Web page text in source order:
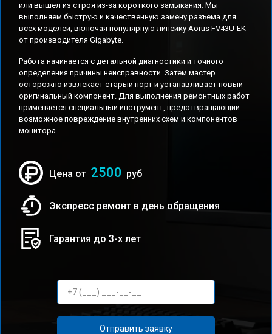
или вышел из строя из-за короткого замыкания. Мы
выполняем быструю и качественную замену разъема для
всех моделей, включая популярную линейку Aorus FV43U-EK
от производителя Gigabyte.
Работа начинается с детальной диагностики и точного
определения причины неисправности. Затем мастер
осторожно извлекает старый порт и устанавливает новый
оригинальный компонент. Для выполнения ремонтных работ
применяется специальный инструмент, предотвращающий
возможное повреждение внутренних схем и компонентов
монитора.
Цена от 2500 руб
Экспресс ремонт в день обращения
Гарантия до 3-х лет
Отправить заявку